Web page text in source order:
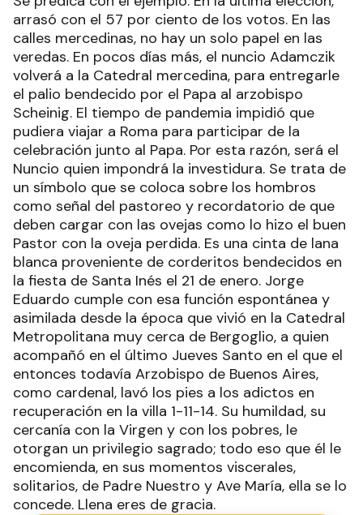
arrasó con el 57 por ciento de los votos. En las
calles mercedinas, no hay un solo papel en las
veredas. En pocos días más, el nuncio Adamczik
volverá a la Catedral mercedina, para entregarle
el palio bendecido por el Papa al arzobispo
Scheinig. El tiempo de pandemia impidió que
pudiera viajar a Roma para participar de la
celebración junto al Papa. Por esta razón, será el
Nuncio quien impondrá la investidura. Se trata de
un símbolo que se coloca sobre los hombros
como señal del pastoreo y recordatorio de que
deben cargar con las ovejas como lo hizo el buen
Pastor con la oveja perdida. Es una cinta de lana
blanca proveniente de corderitos bendecidos en
la fiesta de Santa Inés el 21 de enero. Jorge
Eduardo cumple con esa función espontánea y
asimilada desde la época que vivió en la Catedral
Metropolitana muy cerca de Bergoglio, a quien
acompañó en el último Jueves Santo en el que el
entonces todavía Arzobispo de Buenos Aires,
como cardenal, lavó los pies a los adictos en
recuperación en la villa 1-11-14. Su humildad, su
cercanía con la Virgen y con los pobres, le
otorgan un privilegio sagrado; todo eso que él le
encomienda, en sus momentos viscerales,
solitarios, de Padre Nuestro y Ave María, ella se lo
concede. Llena eres de gracia.